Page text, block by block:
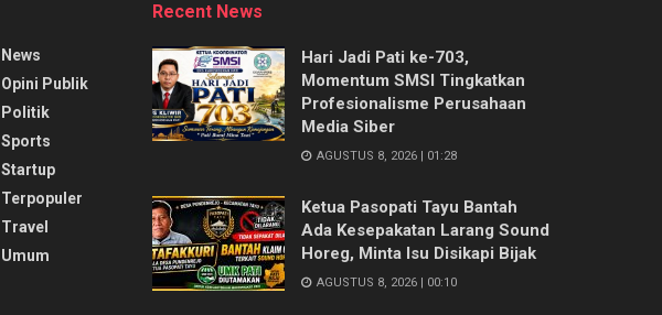
News
Opini Publik
Politik
Sports
Startup
Terpopuler
Travel
Umum
Recent News
Hari Jadi Pati ke-703,
Momentum SMSI Tingkatkan
Profesionalisme Perusahaan
Media Siber
AGUSTUS 8, 2026 | 01:28
Ketua Pasopati Tayu Bantah
Ada Kesepakatan Larang Sound
Horeg, Minta Isu Disikapi Bijak
AGUSTUS 8, 2026 | 00:10